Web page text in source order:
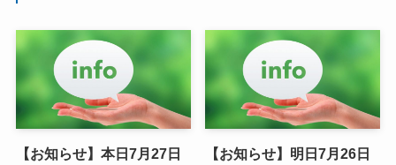
【お知らせ】本日7月27日
【お知らせ】明日7月26日